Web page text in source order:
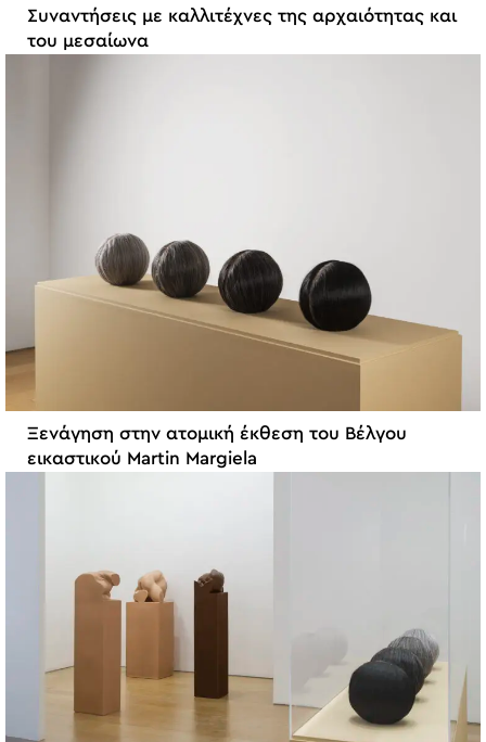
Συναντήσεις με καλλιτέχνες της αρχαιότητας και
του μεσαίωνα
Ξενάγηση στην ατομική έκθεση του Βέλγου
εικαστικού Martin Margiela